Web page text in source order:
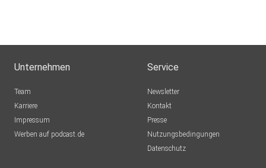
Unternehmen
Team
Karriere
Impressum
Werben auf podcast.de
Service
Newsletter
Kontakt
Presse
Nutzungsbedingungen
Datenschutz